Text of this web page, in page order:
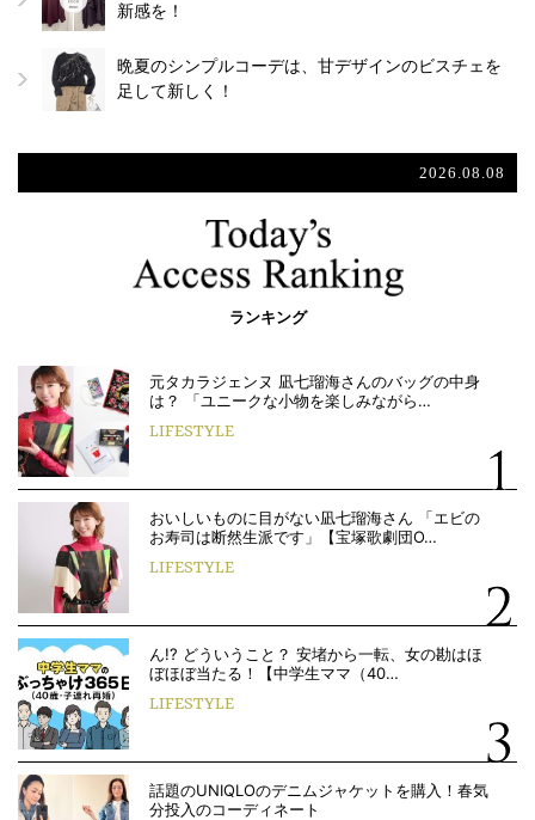
新感を！
晩夏のシンプルコーデは、甘デザインのビスチェを
足して新しく！
2026.08.08
ランキング
元タカラジェンヌ 凪七瑠海さんのバッグの中身
は？ 「ユニークな小物を楽しみながら…
LIFESTYLE
おいしいものに目がない凪七瑠海さん 「エビの
お寿司は断然生派です」【宝塚歌劇団O…
LIFESTYLE
ん!? どういうこと？ 安堵から一転、女の勘はほ
ぼほぼ当たる！【中学生ママ（40…
LIFESTYLE
話題のUNIQLOのデニムジャケットを購入！春気
分投入のコーディネート